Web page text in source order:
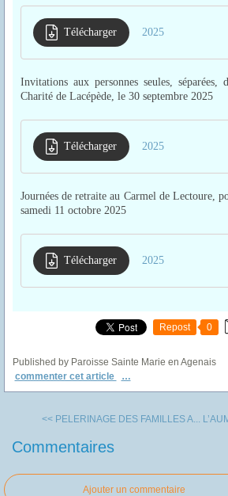
Télécharger 2025
Invitations aux personnes seules,
Charité de Lacépède, le 30 septembre 2025
Télécharger 2025
Journées de retraite au Carmel de Lectoure,
samedi 11 octobre 2025
Télécharger 2025
Repost 0
Published by Paroisse Sainte Marie en Agenais
commenter cet article
…
<< PELERINAGE DES FAMILLES A...
Commentaires
Ajouter un commentaire